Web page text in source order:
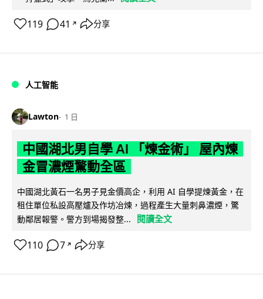
119 41 ↗ 分享
人工智能
Lawton 1 日
中國湖北男自學 AI 「煉金術」 屋內煉
金冒濃煙驚動全區
中國湖北黃石一名男子見金價高企，利用 AI 自學提煉黃金，在
租住單位私設高壓爐及作坊冶煉，過程產生大量刺鼻濃煙，驚
動鄰居報警。警方到場揭發整...
閱讀全文
110 7 ↗ 分享